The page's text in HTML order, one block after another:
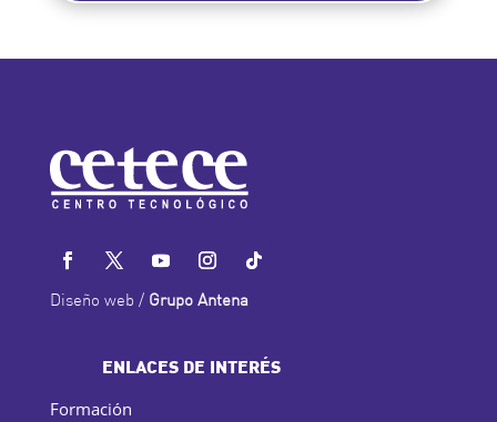
Diseño web / Grupo Antena
ENLACES DE INTERÉS
Formación